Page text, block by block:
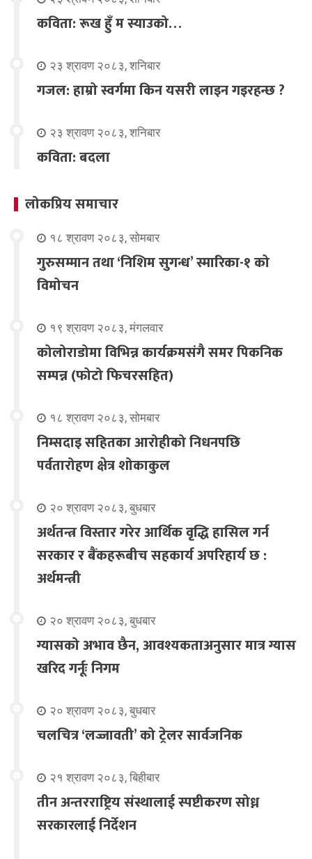
कविता: रूख हुँ म स्याउको…
२३ श्रावण २०८३, शनिबार
गजल: हाम्रो स्वर्गमा किन यसरी लाइन गइरहन्छ ?
२३ श्रावण २०८३, शनिबार
कविता: बदला
लोकप्रिय समाचार
१८ श्रावण २०८३, सोमबार
गुरुसम्मान तथा ‘निशिम सुगन्ध’ स्मारिका-१ को
विमोचन
१९ श्रावण २०८३, मंगलवार
कोलोराडोमा विभिन्न कार्यक्रमसंगै समर पिकनिक
सम्पन्न (फोटो फिचरसहित)
१८ श्रावण २०८३, सोमबार
निम्सदाइ सहितका आरोहीको निधनपछि
पर्वतारोहण क्षेत्र शोकाकुल
२० श्रावण २०८३, बुधबार
अर्थतन्त्र विस्तार गरेर आर्थिक वृद्धि हासिल गर्न
सरकार र बैंकहरूबीच सहकार्य अपरिहार्य छ :
अर्थमन्त्री
२० श्रावण २०८३, बुधबार
ग्यासको अभाव छैन, आवश्यकताअनुसार मात्र ग्यास
खरिद गर्नूः निगम
२० श्रावण २०८३, बुधबार
चलचित्र ‘लज्जावती’ को ट्रेलर सार्वजनिक
२१ श्रावण २०८३, बिहीबार
तीन अन्तरराष्ट्रिय संस्थालाई स्पष्टीकरण सोध्न
सरकारलाई निर्देशन